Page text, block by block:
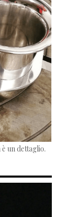
un dettaglio.